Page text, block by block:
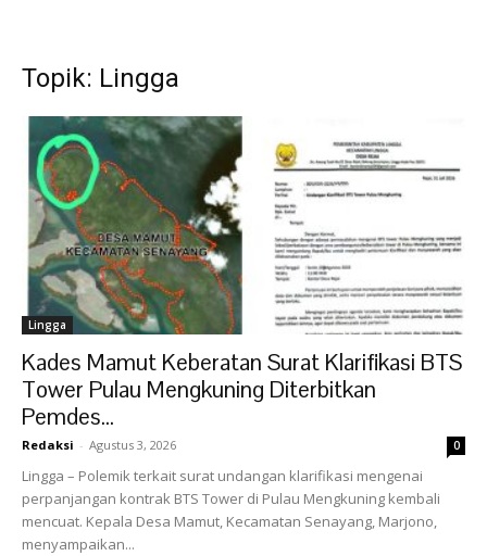
Topik: Lingga
Lingga
Kades Mamut Keberatan Surat Klarifikasi BTS
Tower Pulau Mengkuning Diterbitkan
Pemdes...
Redaksi - Agustus 3, 2026 0
Lingga – Polemik terkait surat undangan klarifikasi mengenai
perpanjangan kontrak BTS Tower di Pulau Mengkuning kembali
mencuat. Kepala Desa Mamut, Kecamatan Senayang, Marjono,
menyampaikan...